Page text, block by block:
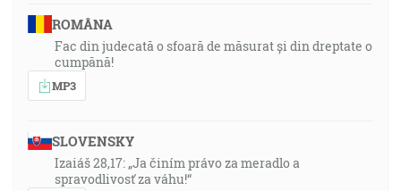
ROMÂNA
Fac din judecată o sfoară de măsurat și din dreptate o
cumpănă!
MP3
SLOVENSKY
Izaiáš 28,17: „Ja činím právo za meradlo a
spravodlivosť za váhu!“